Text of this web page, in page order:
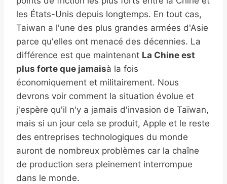
les États-Unis depuis longtemps. En tout cas,
Taiwan a l'une des plus grandes armées d'Asie
parce qu'elles ont menacé des décennies. La
différence est que maintenant La Chine est
plus forte que jamaisà la fois
économiquement et militairement. Nous
devrons voir comment la situation évolue et
j'espère qu'il n'y a jamais d'invasion de Taïwan,
mais si un jour cela se produit, Apple et le reste
des entreprises technologiques du monde
auront de nombreux problèmes car la chaîne
de production sera pleinement interrompue
dans le monde.